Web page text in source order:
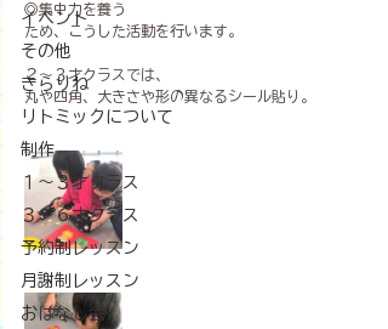
イベント
その他
きらりね
リトミックについて
制作
１〜３才クラス
３〜６才クラス
予約制レッスン
月謝制レッスン
おはなし会
◎集中力を養う
ため、こうした活動を行います。
２〜３才クラスでは、
丸や四角、大きさや形の異なるシール貼り。